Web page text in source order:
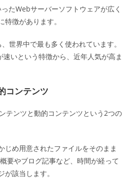
たWebサーバーソフトウェアが広く
徴があります。
世界中で最も多く使われています。
いという特徴から、近年人気が高ま
コンテンツ
テンツと動的コンテンツという2つの
じめ用意されたファイルをそのまま
要やブログ記事など、時間が経って
該当します。